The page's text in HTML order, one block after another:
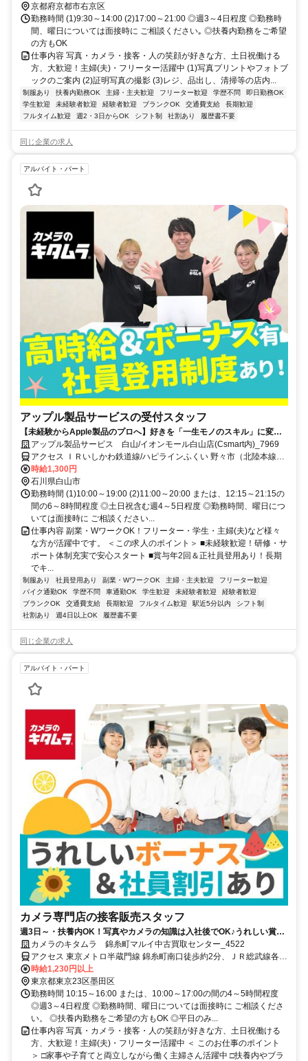
山本線「西院駅」より徒歩10分
京都府京都市右京区
勤務時間 (1)9:30～14:00 (2)17:00～21:00 ◎週3～4日程度 ◎勤務時
間、曜日については面接時に ご相談ください｡ ◎扶養内勤務をご希望
の方もOK
仕事内容 写真・カメラ・接客・人の笑顔が好きな方、土日祝働ける
方、大歓迎！主婦(夫)・フリーター活躍中 (1)写真プリントやフォトブ
ックのご案内 (2)証明写真の撮影 (3)レジ、品出し、清掃等の店内...
制服あり 扶養内勤務OK 主婦・主夫歓迎 フリーター歓迎 学歴不問
即日勤務OK
学生歓迎
未経験者歓迎 経験者歓迎 ブランクOK 交通費支給
長期歓迎
フルタイム歓迎
週2・3日からOK シフト制 社割あり 履歴書不要
同じ企業の求人
アルバイト・パート
アップル製品サービスの受付スタッフ
【未経験からApple製品のプロへ】好きを「一生モノのスキル」に変え
る。賞与年2回・髪色自由・ネイル色自由・社割あり
アップル製品サービス 白山/イオンモール白山店(Csmart内)_7969
アクセス ＩＲいしかわ鉄道線/ハピラインふくい 野々市（北陸本線）
北口徒歩約23分、ＪＲ北陸本線 野々市（北陸本線）北口徒歩約23
分、ＩＲいしかわ鉄道線/ハピラインふくい 松任北口徒歩約40分 北陸
本線「野々市駅」北口よりバスで10分
時給1,300円
石川県白山市
勤務時間 (1)10:00～19:00 (2)11:00～20:00 または、12:15～21:15の
間の6～8時間程度 ◎土日祝含む週4～5日程度 ◎勤務時間、曜日につ
いては面接時に ご相談ください...
仕事内容 副業・WワークOK！フリーター・学生・主婦(夫)など様々
な方が活躍中です。 ＜この求人のポイント＞ ■未経験歓迎！研修・サ
ポート体制充実で安心スタート ■賞与年2回＆正社員登用あり！長期
でキ...
制服あり 社員登用あり 副業・WワークOK 主婦・主夫歓迎
フリーター歓迎
バイク通勤OK
学歴不問 車通勤OK 学生歓迎 未経験者歓迎
経験者歓迎
ブランクOK
交通費支給 長期歓迎 フルタイム歓迎 駅近5分以内
シフト制
社割あり
週4日以上OK 履歴書不要
同じ企業の求人
アルバイト・パート
カメラ専門店の接客販売スタッフ
週3日～・扶養内OK！写真やカメラの知識は入社後でOK♪うれしい賞与
年2回＆社割有
カメラのキタムラ 錦糸町マルイ中古買取センター_4522
アクセス 東京メトロ半蔵門線 錦糸町南口徒歩約2分、ＪＲ総武線各停
錦糸町南口徒歩約2分、ＪＲ総武本線 錦糸町南口徒歩約2分 JR「錦糸
町」駅より徒歩4分
時給1,230円以上
東京都東京23区墨田区
勤務時間 10:15～16:00 または、10:00～17:00の間の4～5時間程度
◎週3～4日程度 ◎勤務時間、曜日については面接時に ご相談くださ
い。 ◎扶養内勤務をご希望の方もOK ◎平日のみ...
仕事内容 写真・カメラ・接客・人の笑顔が好きな方、土日祝働ける
方、大歓迎！主婦(夫)・フリーター活躍中 ＜ このお仕事のポイント
＞ □家事や子育てと両立しながら働く主婦さん活躍中 □扶養内やブラ